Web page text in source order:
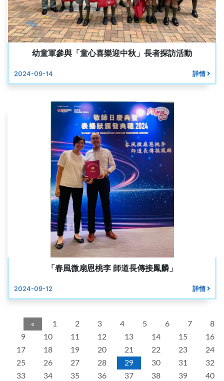
幼童軍參與「童心喜樂迎中秋」長者探訪活動
2024-09-14 詳情
「春風微扇恩桃李 師道長傳接鳳麟」
2024-09-12 詳情
« 1 2 3 4 5 6 7
8
9
10 11 12 13 14 15
16
17
18 19 20 21 22 23
24
25
26 27 28 29 30 31
32
33
34 35 36 37 38 39 40